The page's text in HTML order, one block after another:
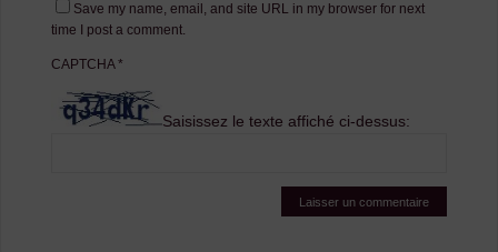
Save my name, email, and site URL in my browser for next
time I post a comment.
CAPTCHA*
Saisissez le texte affiché ci-dessus: